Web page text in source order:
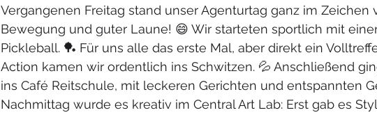
Vergangenen Freitag stand unser Agenturtag ganz im Zeichen
Bewegung und guter Laune! 😄 Wir starteten sportlich mit
Pickleball. 🏓 Für uns alle das erste Mal, aber direkt ein
Action kamen wir ordentlich ins Schwitzen. 💦 Anschließend
ins Café Reitschule, mit leckeren Gerichten und entspannten
Nachmittag wurde es kreativ im Central Art Lab: Erst gab es